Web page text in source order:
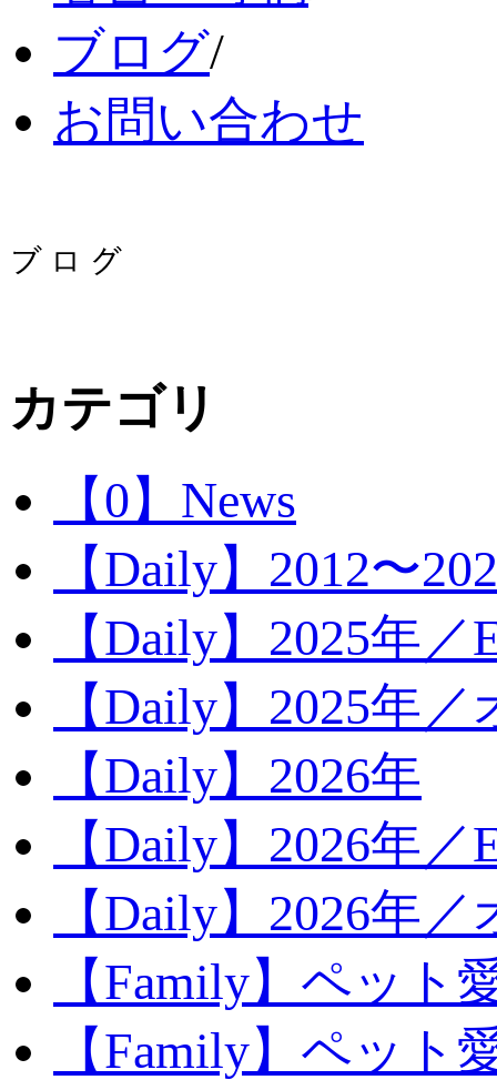
ブログ/
お問い合わせ
カテゴリ
【0】News
【Daily】2012〜
【Daily】2025年／
【Daily】2025年
【Daily】2026年
【Daily】2026年／
【Daily】2026年
【Family】ペット
【Family】ペット